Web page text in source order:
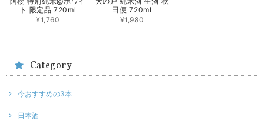
ト 限定品 720ml
¥1,760
田便 720ml
¥1,980
Category
今おすすめの3本
日本酒